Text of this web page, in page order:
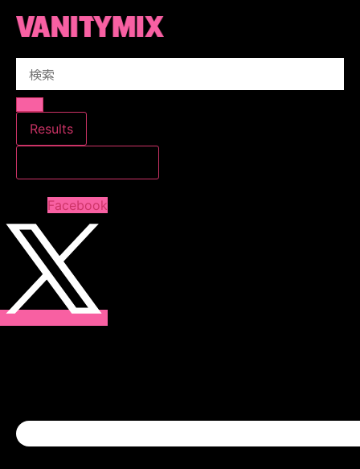
Results
Facebook